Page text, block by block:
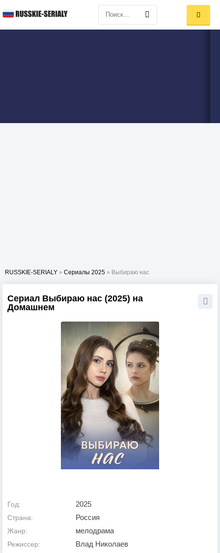
RUSSKIE-SERIALY » Сериалы 2025 » Выбираю нас
Сериал Выбираю нас (2025) на
Домашнем
Год: 2025
Страна: Россия
Жанр: мелодрама
Режиссер: Влад Николаев